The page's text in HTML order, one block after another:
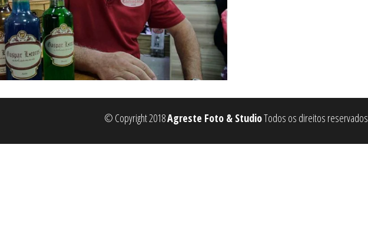
© Copyright 2018Agreste Foto & StudioTodos os direitos reservados